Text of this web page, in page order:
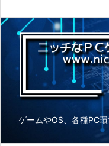
ゲームやOS、各種PC